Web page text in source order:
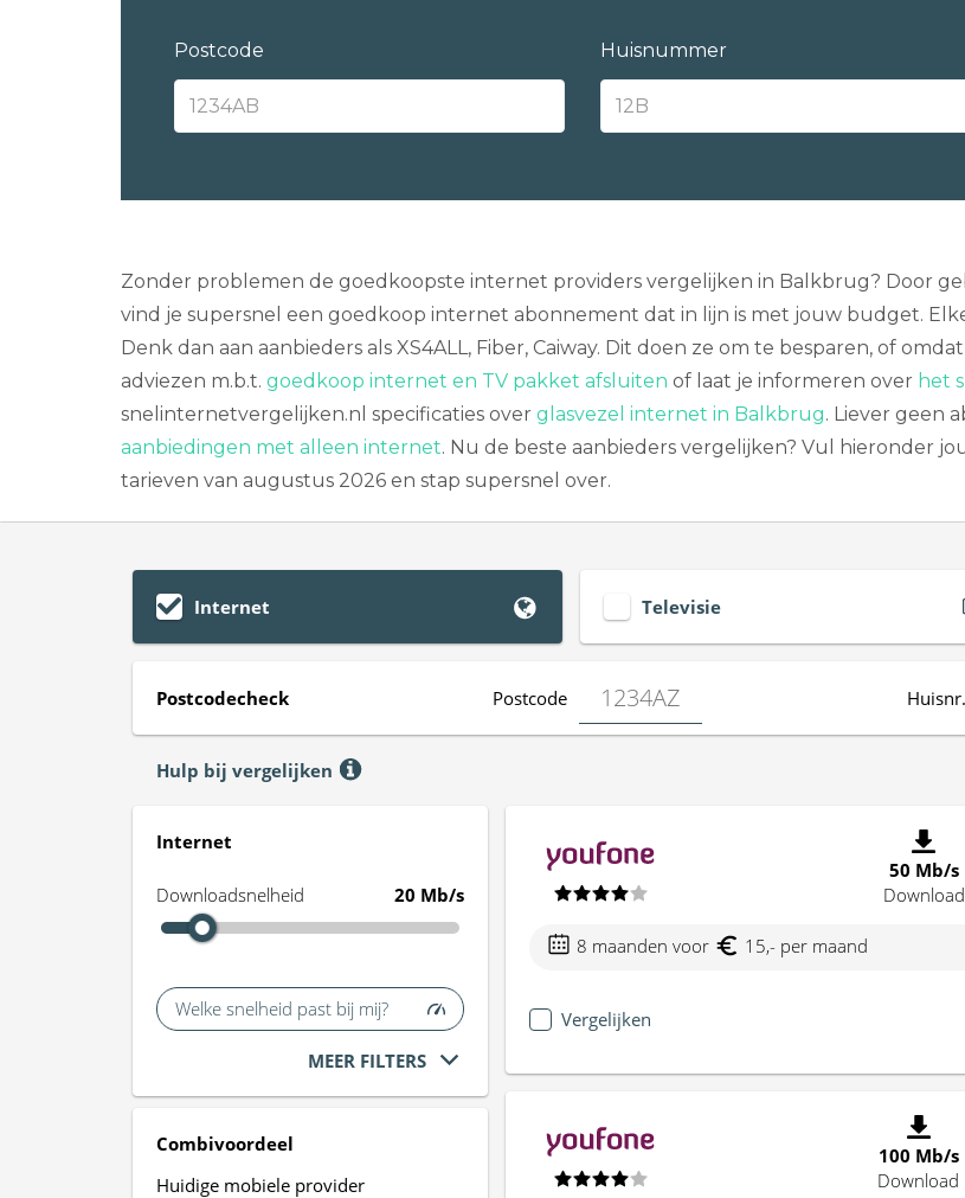
Postcode Huisnummer
Zonder problemen de goedkoopste internet providers vergelijken in Balkbrug? Door
vind je supersnel een goedkoop internet abonnement dat in lijn is met jouw budget.
Denk dan aan aanbieders als XS4ALL, Fiber, Caiway. Dit doen ze om te besparen, of
adviezen m.b.t. goedkoop internet en TV pakket afsluiten of laat je informeren over het
snelinternetvergelijken.nl specificaties over glasvezel internet in Balkbrug. Liever geen
aanbiedingen met alleen internet. Nu de beste aanbieders vergelijken? Vul hieronder
tarieven van augustus 2026 en stap supersnel over.
Internet Televisie
Postcodecheck Postcode Huisnr.
Hulp bij vergelijken
Internet
Downloadsnelheid 20 Mb/s
Welke snelheid past bij mij?
MEER FILTERS
Combivoordeel
Huidige mobiele provider
50 Mb/s
Download
8 maanden voor 15,- per maand
Vergelijken
100 Mb/s
Download